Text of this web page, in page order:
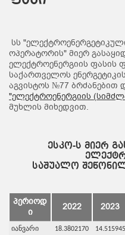
სს
ოპერატორის" მიერ
ელექტროენერგიის ფასის
საქართველოს
აგვისტოს №77 ბრძანებით
"ელექტროენერგიის
მუხლის მიხედვით.
ესკო-ს მიერ
საშუალო
პერიოდ
ი
2022 2023
იანვარი 18.3802170
14.515945